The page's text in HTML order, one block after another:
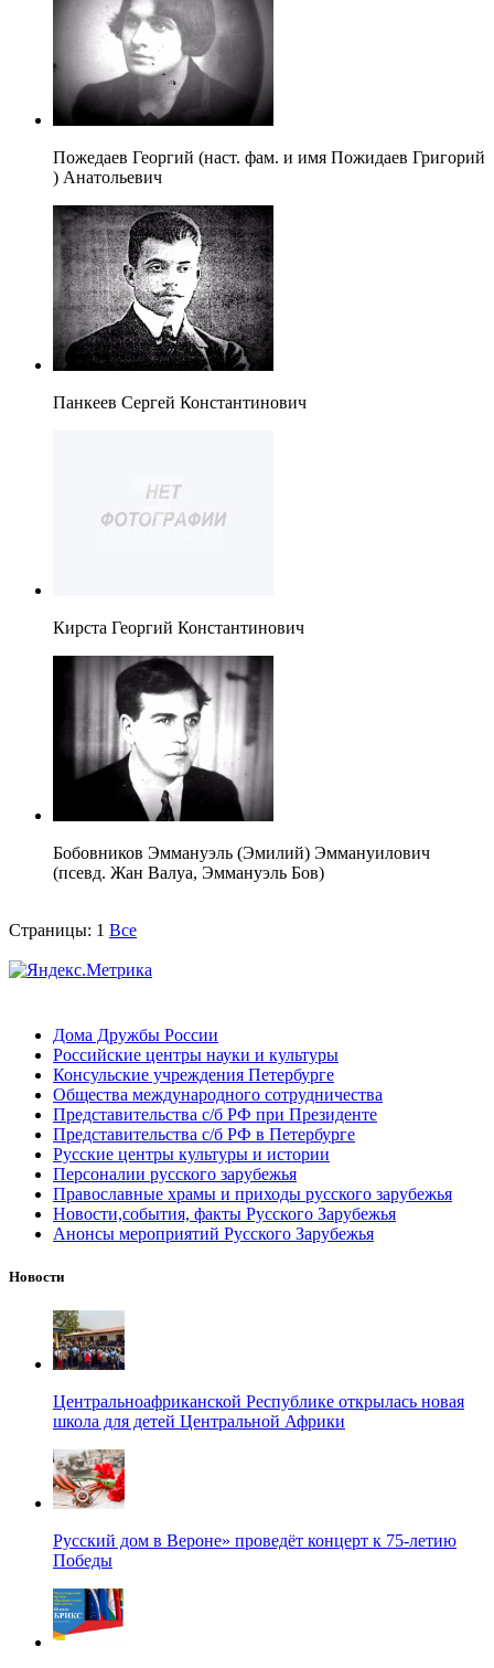
Пожедаев Георгий (наст. фам. и имя Пожидаев Григорий
) Анатольевич
Панкеев Сергей Константинович
Кирста Георгий Константинович
Бобовников Эммануэль (Эмилий) Эммануилович
(псевд. Жан Валуа, Эммануэль Бов)
Страницы: 1 Все
Дома Дружбы России
Российские центры науки и культуры
Консульские учреждения Петербурге
Общества международного сотрудничества
Представительства с/б РФ при Президенте
Представительства с/б РФ в Петербурге
Русские центры культуры и истории
Персоналии русского зарубежья
Православные храмы и приходы русского зарубежья
Новости,события, факты Русского Зарубежья
Анонсы мероприятий Русского Зарубежья
Новости
Центральноафриканской Республике открылась новая
школа для детей Центральной Африки
Русский дом в Вероне» проведёт концерт к 75-летию
Победы